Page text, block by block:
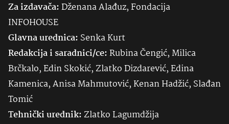
Za izdavača:Dženana Alađuz, Fondacija
INFOHOUSE
Glavna urednica: SenkaKurt
Redakcija i saradnici/ce:Rubina Čengić, Milica
Brčkalo, Edin Skokić, Zlatko Dizdarević, Edina
Kamenica, Anisa Mahmutović, Kenan Hadžić, Slađan
Tomić
Tehnički urednik:Zlatko Lagumdžija